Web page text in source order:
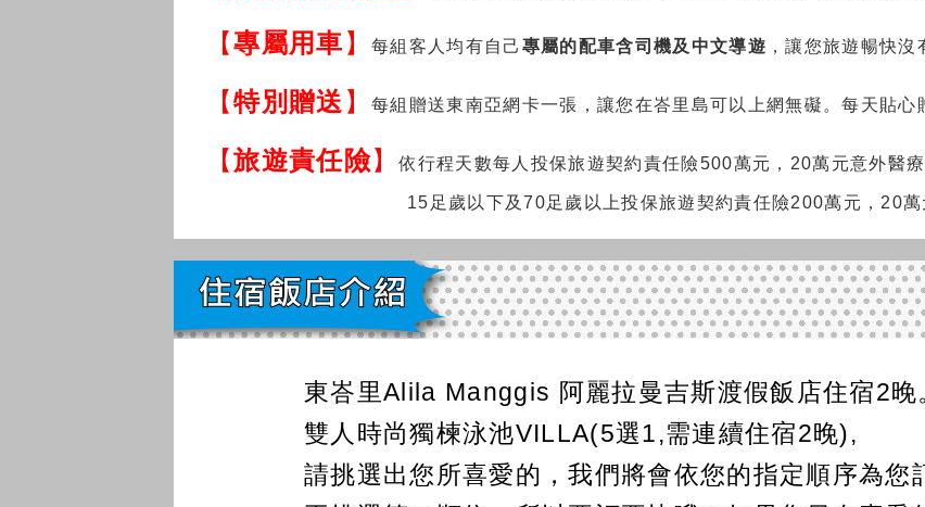
【專屬用車 】每組客人均有自己 專屬的配車含司機及中文導遊 ，讓您旅遊暢快沒
【特別贈送 】每組贈送東南亞網卡一張，讓您在峇里島可以上網無礙。每天貼心
【旅遊責任險】依行程天數每人投保旅遊契約責任險500萬元，20萬元意外醫療
15足歲以下及70足歲以上投保旅遊契約責任險200萬元，20萬
東峇里Alila Manggis 阿麗拉曼吉斯渡假飯店住宿2晚
雙人時尚獨楝泳池VILLA(5選1,需連續住宿2晚),
請挑選出您所喜愛的，我們將會依您的指定順序為您